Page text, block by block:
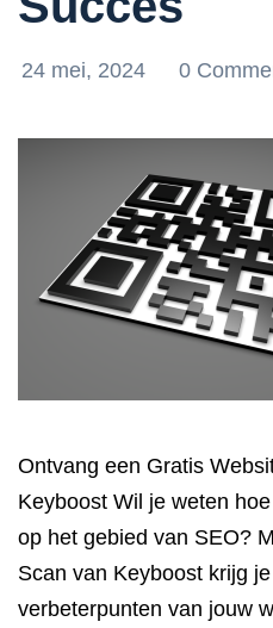
24 mei, 2024 0
Ontvang een Gratis
Keyboost Wil je weten
op het gebied van SEO?
Scan van Keyboost krijg
verbeterpunten van jouw